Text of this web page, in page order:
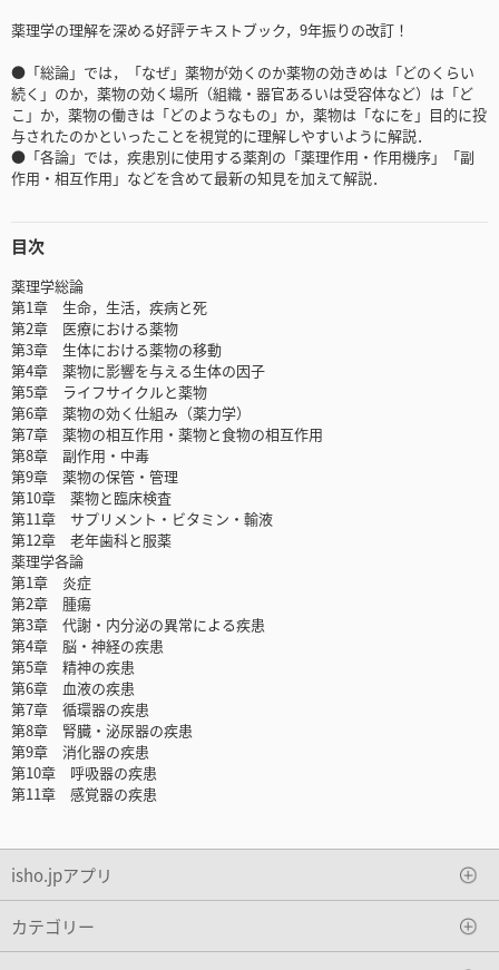
薬理学の理解を深める好評テキストブック，9年振りの改訂！
●「総論」では，「なぜ」薬物が効くのか薬物の効きめは「どのくらい
続く」のか，薬物の効く場所（組織・器官あるいは受容体など）は「ど
こ」か，薬物の働きは「どのようなもの」か，薬物は「なにを」目的に投
与されたのかといったことを視覚的に理解しやすいように解説．
●「各論」では，疾患別に使用する薬剤の「薬理作用・作用機序」「副
作用・相互作用」などを含めて最新の知見を加えて解説．
目次
薬理学総論
第1章 生命，生活，疾病と死
第2章 医療における薬物
第3章 生体における薬物の移動
第4章 薬物に影響を与える生体の因子
第5章 ライフサイクルと薬物
第6章 薬物の効く仕組み（薬力学）
第7章 薬物の相互作用・薬物と食物の相互作用
第8章 副作用・中毒
第9章 薬物の保管・管理
第10章 薬物と臨床検査
第11章 サプリメント・ビタミン・輸液
第12章 老年歯科と服薬
薬理学各論
第1章 炎症
第2章 腫瘍
第3章 代謝・内分泌の異常による疾患
第4章 脳・神経の疾患
第5章 精神の疾患
第6章 血液の疾患
第7章 循環器の疾患
第8章 腎臓・泌尿器の疾患
第9章 消化器の疾患
第10章 呼吸器の疾患
第11章 感覚器の疾患
isho.jpアプリ
カテゴリー